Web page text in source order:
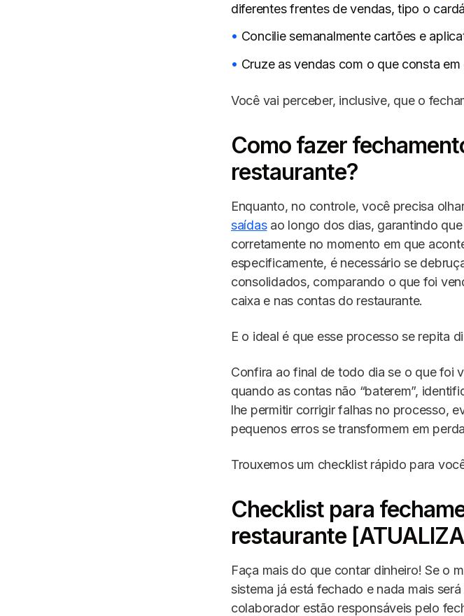
diferentes frentes de vendas, tipo o
Concilie semanalmente cartões e
Cruze as vendas com o que consta
Você vai perceber, inclusive, que o
Como fazer
restaurante?
Enquanto, no controle, você precisa
saídasao longo dos dias, garantindo
corretamente no momento em que
especificamente, é necessário se
consolidados, comparando o que foi
caixa e nas contas do restaurante.
E o ideal é que esse processo se repita
Confira ao final de todo dia se o que foi
quando as contas não “baterem”,
lhe permitir corrigir falhas no processo,
pequenos erros se transformem em
Trouxemos um checklist rápido para
Checklist para
restaurante
Faça mais do que contar dinheiro! Se o
sistema já está fechado e nada mais
colaborador estão responsáveis pelo